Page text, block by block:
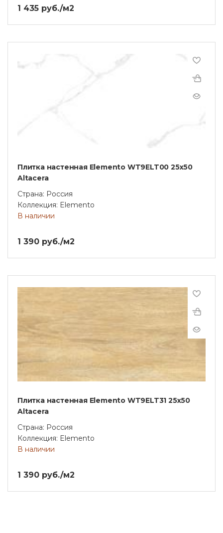
1 435 руб./м2
Плитка настенная Elemento WT9ELT00 25х50
Altacera
Страна: Россия
Коллекция: Elemento
В наличии
1 390 руб./м2
Плитка настенная Elemento WT9ELT31 25х50
Altacera
Страна: Россия
Коллекция: Elemento
В наличии
1 390 руб./м2